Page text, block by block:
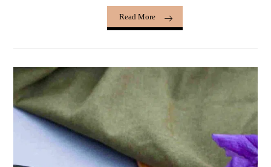
Read More